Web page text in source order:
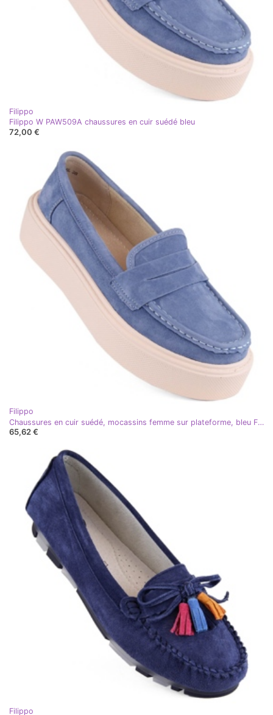
Filippo
Filippo W PAW509A chaussures en cuir suédé bleu
72,00 €
Filippo
Chaussures en cuir suédé, mocassins femme sur plateforme, bleu Filippo DP6152
65,62 €
Filippo